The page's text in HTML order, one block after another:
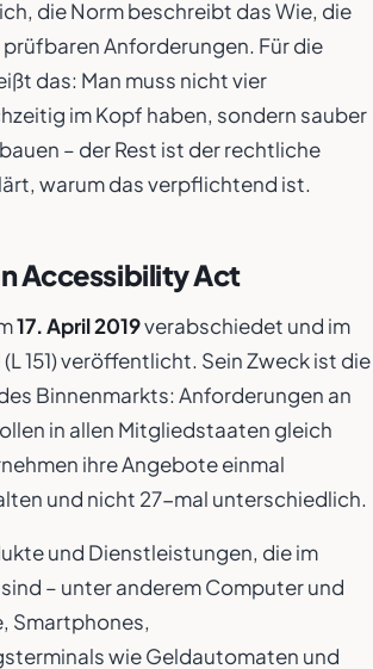
die Norm beschreibt das Wie, die
prüfbaren Anforderungen. Für die
das: Man muss nicht vier
im Kopf haben, sondern sauber
– der Rest ist der rechtliche
warumdas verpflichtend ist.
Accessibility Act
17. April 2019verabschiedet und im
151) veröffentlicht. Sein Zweck ist die
Binnenmarkts: Anforderungen an
in allen Mitgliedstaaten gleich
ihre Angebote einmal
und nicht 27-mal unterschiedlich.
und Dienstleistungen, die im
– unter anderem Computer und
Smartphones,
wie Geldautomaten und